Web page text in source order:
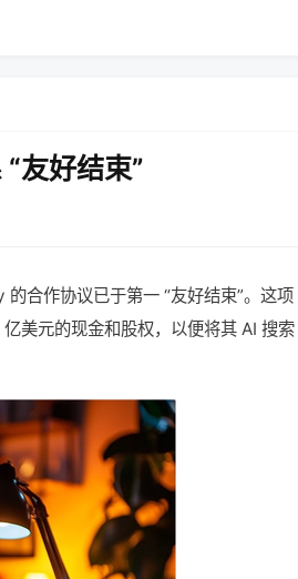
友好结束”
的合作协议已于第一 “友好结束”。这项
美元的现金和股权，以便将其 AI 搜索